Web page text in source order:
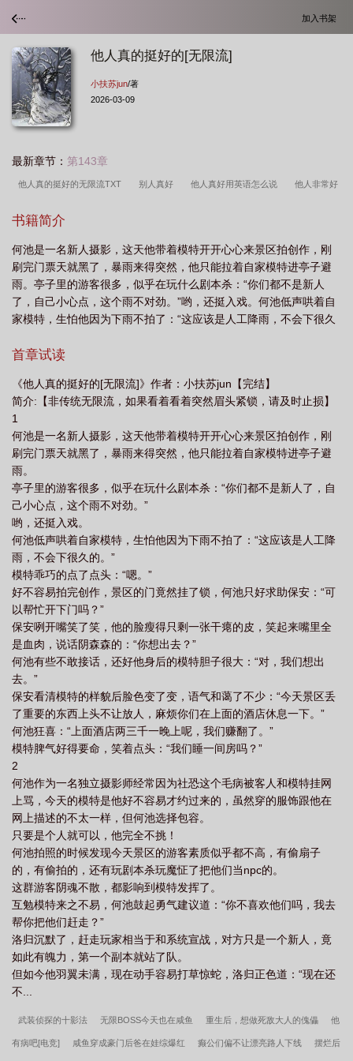
加入书架
他人真的挺好的[无限流]
小扶苏jun/著
2026-03-09
最新章节： 第143章
他人真的挺好的无限流TXT 别人真好 他人真好用英语怎么说 他人非常好
的是什么意思
流 他人真好作文 其实她人挺好的 他人很好 他人真的挺好的无限流免
费 他人真的挺好的无限流扶茶 他人很好用英语怎么说? 他人很好的英文怎
么说 他人真好的英语 他人真的挺好的无限流免费阅读
书籍简介
何池是一名新人摄影，这天他带着模特开开心心来景区拍创作，刚
刷完门票天就黑了，暴雨来得突然，他只能拉着自家模特进亭子避
雨。亭子里的游客很多，似乎在玩什么剧本杀：“你们都不是新人
了，自己小心点，这个雨不对劲。”哟，还挺入戏。何池低声哄着自
家模特，生怕他因为下雨不拍了：“这应该是人工降雨，不会下很久
然挂了锁，何池只好求助保安：“可以帮忙开下门吗？”保安咧开嘴笑
阴森森的：“你想出去？”何池有些不敢接话，还好他身后的模特胆子
很大：“对，我们想出去。”保安看清模特的样貌后脸色变了变，语气
和蔼了不少：“今天景区丢了重要的东西上头不让放人，麻烦你们在
上面的酒店休息一下。”何池狂喜：“上面酒店两三千一晚上呢，我们
赚翻了。”模特脾气好得要命，笑着点头：“我们睡一间房吗？”
首章试读
《他人真的挺好的[无限流]》作者：小扶苏jun【完结】
简介:【非传统无限流，如果看着看着突然眉头紧锁，请及时止损】
1
何池是一名新人摄影，这天他带着模特开开心心来景区拍创作，刚
刷完门票天就黑了，暴雨来得突然，他只能拉着自家模特进亭子避
雨。
亭子里的游客很多，似乎在玩什么剧本杀：“你们都不是新人了，自
己小心点，这个雨不对劲。”
哟，还挺入戏。
何池低声哄着自家模特，生怕他因为下雨不拍了：“这应该是人工降
雨，不会下很久的。”
模特乖巧的点了点头：“嗯。”
好不容易拍完创作，景区的门竟然挂了锁，何池只好求助保安：“可
以帮忙开下门吗？”
保安咧开嘴笑了笑，他的脸瘦得只剩一张干瘪的皮，笑起来嘴里全
是血肉，说话阴森森的：“你想出去？”
何池有些不敢接话，还好他身后的模特胆子很大：“对，我们想出
去。”
保安看清模特的样貌后脸色变了变，语气和蔼了不少：“今天景区丢
了重要的东西上头不让放人，麻烦你们在上面的酒店休息一下。”
何池狂喜：“上面酒店两三千一晚上呢，我们赚翻了。”
模特脾气好得要命，笑着点头：“我们睡一间房吗？”
2
何池作为一名独立摄影师经常因为社恐这个毛病被客人和模特挂网
上骂，今天的模特是他好不容易才约过来的，虽然穿的服饰跟他在
网上描述的不太一样，但何池选择包容。
只要是个人就可以，他完全不挑！
何池拍照的时候发现今天景区的游客素质似乎都不高，有偷扇子
的，有偷拍的，还有玩剧本杀玩魔怔了把他们当npc的。
这群游客阴魂不散，都影响到模特发挥了。
互勉模特来之不易，何池鼓起勇气建议道：“你不喜欢他们吗，我去
帮你把他们赶走？”
洛归沉默了，赶走玩家相当于和系统宣战，对方只是一个新人，竟
如此有魄力，第一个副本就站了队。
但如今他羽翼未满，现在动手容易打草惊蛇，洛归正色道：“现在还
不...
武装侦探的十影法 无限BOSS今天也在咸鱼 重生后，想做死敌大人的傀儡 他
有病吧[电竞] 咸鱼穿成豪门后爸在娃综爆红 癫公们偏不让漂亮路人下线 摆烂后